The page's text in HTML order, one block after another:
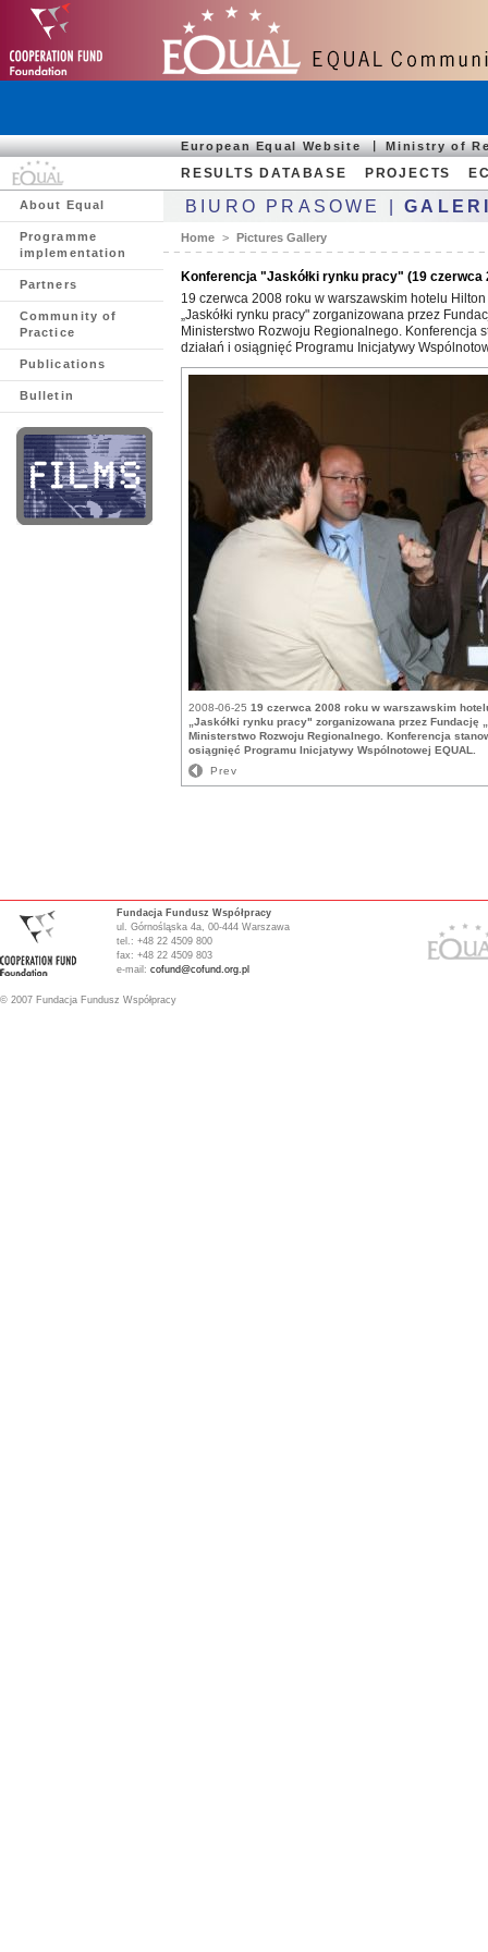
European Equal Website Ministry of
RESULTS DATABASE PROJECTS
About Equal
Programme
implementation
Partners
Community of
Practice
Publications
Bulletin
BIURO PRASOWE |
Home > Pictures Gallery
Konferencja "Jaskółki rynku pracy" (19 czerwca
19 czerwca 2008 roku w warszawskim hotelu
„Jaskółki rynku pracy" zorganizowana przez
Ministerstwo Rozwoju Regionalnego. Konferencja
działań i osiągnięć Programu Inicjatywy
2008-06-25 19 czerwca 2008 roku w warszawskim
„Jaskółki rynku pracy" zorganizowana przez Fundację
Ministerstwo Rozwoju Regionalnego. Konferencja
osiągnięć Programu Inicjatywy Wspólnotowej EQUAL.
Prev
Fundacja Fundusz Współpracy
ul. Górnośląska 4a, 00-444 Warszawa
tel.: +48 22 4509 800
fax: +48 22 4509 803
e-mail: cofund@cofund.org.pl
© 2007 Fundacja Fundusz Współpracy